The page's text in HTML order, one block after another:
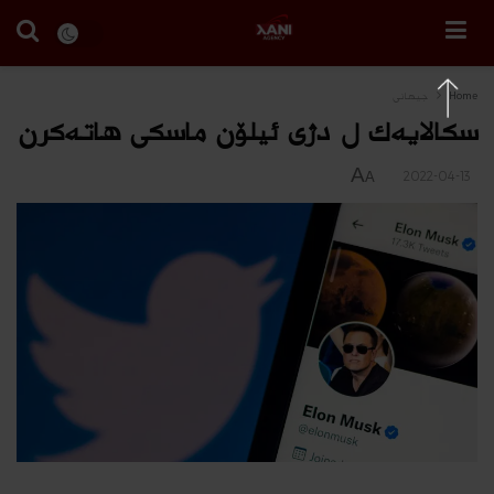
Home جیهانی
سكالایه‌ك ل دژى ئیلۆن ماسكى هاته‌كرن
2022-04-13
A
A